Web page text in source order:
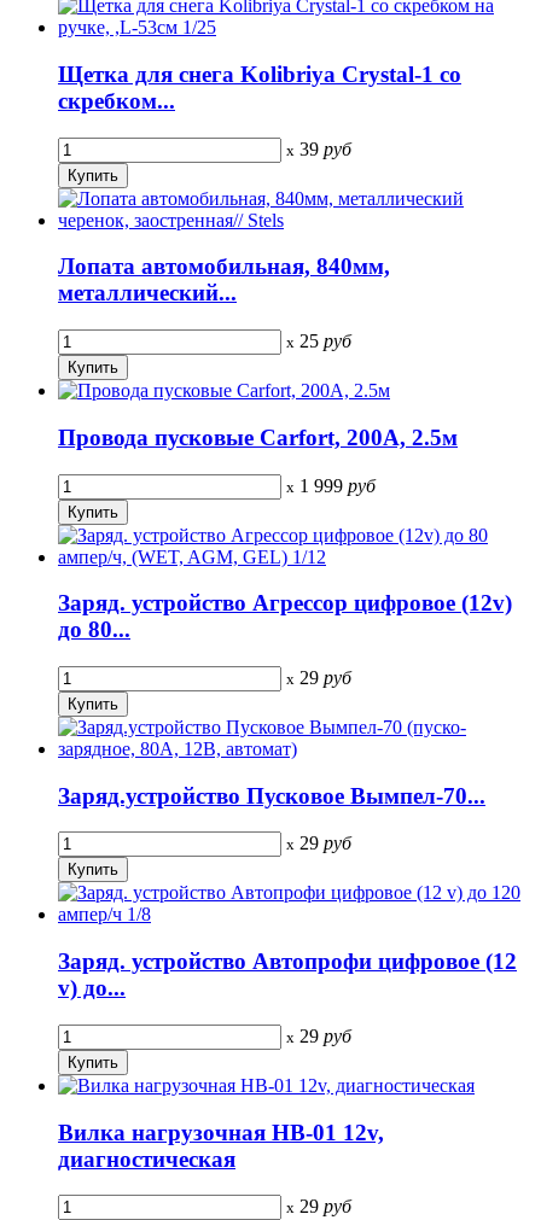
Щетка для снега Kolibriya Crystal-1 со
скребком...
x 39 руб
Лопата автомобильная, 840мм,
металлический...
x 25 руб
Провода пусковые Carfort, 200A, 2.5м
x 1 999 руб
Заряд. устройство Агрессор цифровое (12v)
до 80...
x 29 руб
Заряд.устройство Пусковое Вымпел-70...
x 29 руб
Заряд. устройство Автопрофи цифровое (12
v) до...
x 29 руб
Вилка нагрузочная НВ-01 12v,
диагностическая
x 29 руб